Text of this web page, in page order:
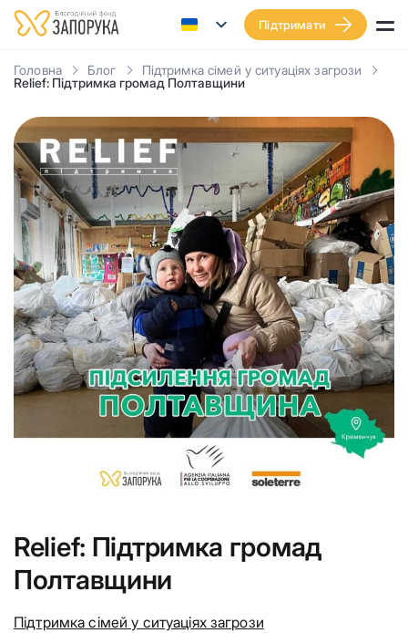
Підтримати
Головна Блог
Підтримка сімей у ситуаціях загрози
Relief: Підтримка громад Полтавщини
Relief: Підтримка громад
Полтавщини
Підтримка сімей у ситуаціях загрози